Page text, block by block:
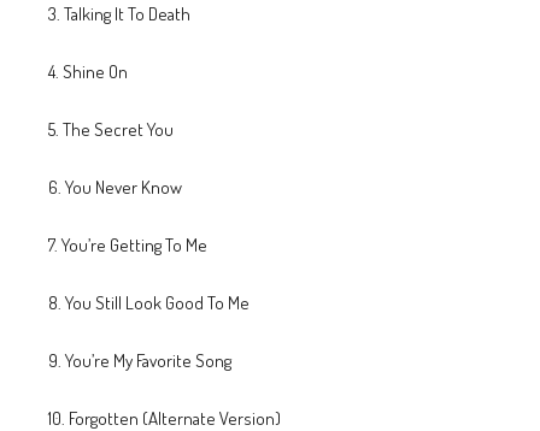
3. Talking It To Death
4. Shine On
5. The Secret You
6. You Never Know
7. You’re Getting To Me
8. You Still Look Good To Me
9. You’re My Favorite Song
10. Forgotten (Alternate Version)